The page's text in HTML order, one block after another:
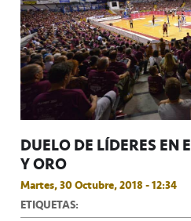
DUELO DE LÍDERES EN
Y ORO
Martes, 30 Octubre, 2018 - 12:34
ETIQUETAS: